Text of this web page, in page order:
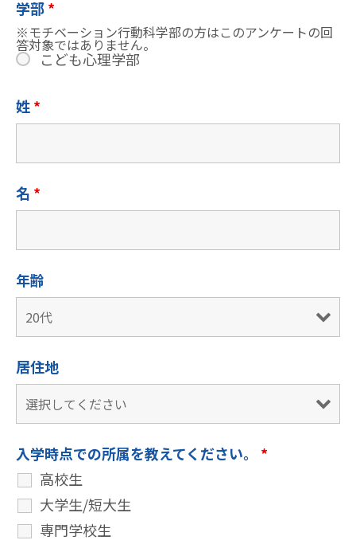
学部*
こども心理学部
※モチベーション行動科学部の方はこのアンケートの回
答対象ではありません。
姓*
名 *
年齢
居住地
入学時点での所属を教えてください。 *
高校生
大学生/短大生
専門学校生